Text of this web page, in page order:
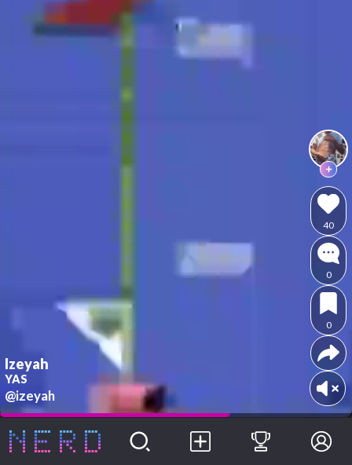
Izeyah
YAS
@izeyah
40
0
0